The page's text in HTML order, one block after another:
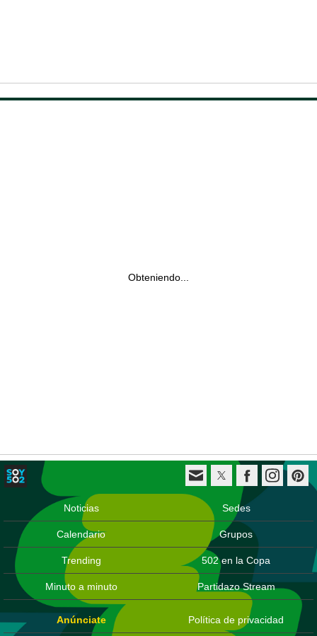
Obteniendo...
Noticias Sedes
Calendario Grupos
Trending 502 en la Copa
Minuto a minuto Partidazo Stream
Anúnciate Política de privacidad